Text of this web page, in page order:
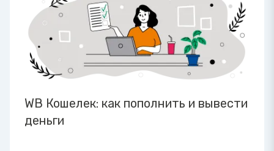
WB Кошелек: как пополнить и вывести
деньги